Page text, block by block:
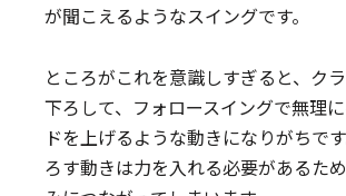
が聞こえるようなスイングです。
ところがこれを意識しすぎると、ク
下ろして、フォロースイングで無理
ドを上げるような動きになりがちで
ろす動きは力を入れる必要があるた